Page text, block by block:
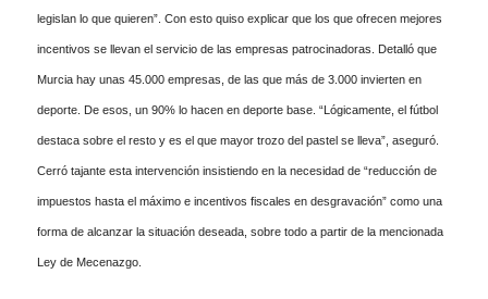
legislan lo que quieren”. Con esto quiso explicar que los que ofrecen mejores
incentivos se llevan el servicio de las empresas patrocinadoras. Detalló que
Murcia hay unas 45.000 empresas, de las que más de 3.000 invierten en
deporte. De esos, un 90% lo hacen en deporte base. “Lógicamente, el fútbol
destaca sobre el resto y es el que mayor trozo del pastel se lleva”, aseguró.
Cerró tajante esta intervención insistiendo en la necesidad de “reducción de
impuestos hasta el máximo e incentivos fiscales en desgravación” como una
forma de alcanzar la situación deseada, sobre todo a partir de la mencionada
Ley de Mecenazgo.